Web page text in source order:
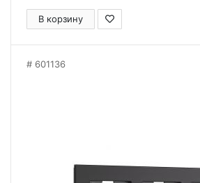
В корзину
601136